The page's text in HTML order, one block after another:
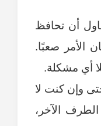
أن تحافظ
الأمر صعبًا.
أي مشكلة.
وإن كنت لا
الآخر،